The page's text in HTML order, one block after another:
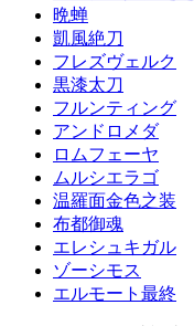
晩蝉
凱風絶刀
フレズヴェルク
黒漆太刀
フルンティング
アンドロメダ
ロムフェーヤ
ムルシエラゴ
温羅面金色之装
布都御魂
エレシュキガル
ゾーシモス
エルモート最終